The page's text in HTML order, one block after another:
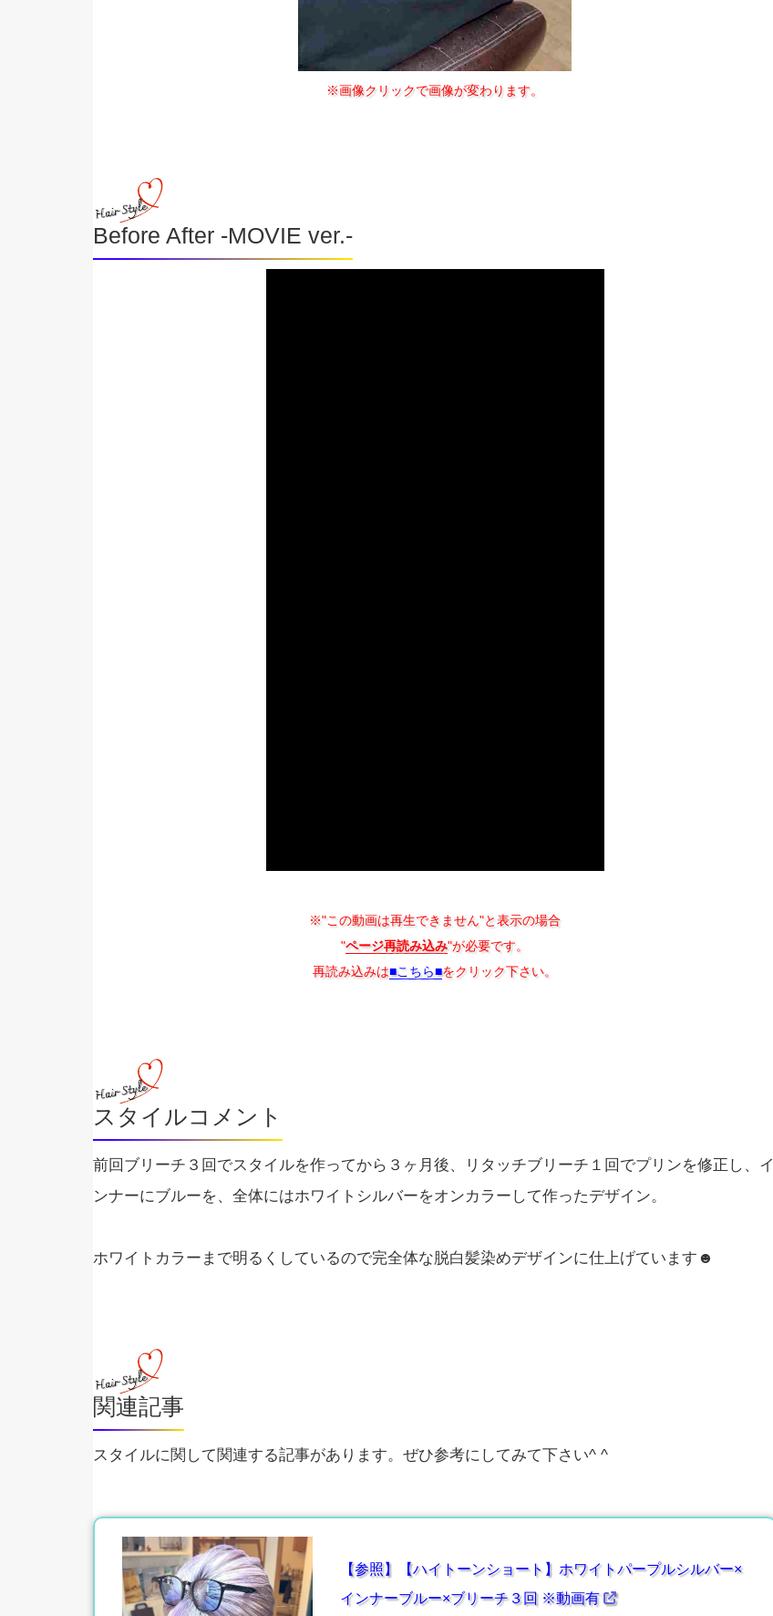
※画像クリックで画像が変わります。
Before After -MOVIE ver.-
※"この動画は再生できません"と表示の場合
"ページ再読み込み"が必要です。
再読み込みは■こちら■をクリック下さい。
スタイルコメント
前回ブリーチ３回でスタイルを作ってから３ヶ月後、リタッチブリーチ１回でプリンを修正し、イ
ンナーにブルーを、全体にはホワイトシルバーをオンカラーして作ったデザイン。
ホワイトカラーまで明るくしているので完全体な脱白髪染めデザインに仕上げています☻
関連記事
スタイルに関して関連する記事があります。ぜひ参考にしてみて下さい^ ^
【参照】【ハイトーンショート】ホワイトパープルシルバー×
インナーブルー×ブリーチ３回 ※動画有